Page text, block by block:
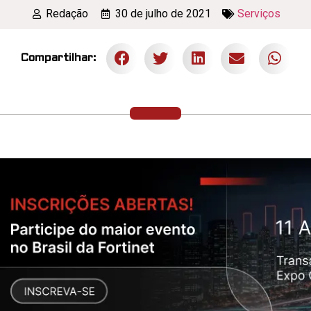
Redação 30 de julho de 2021 Serviços
Compartilhar: